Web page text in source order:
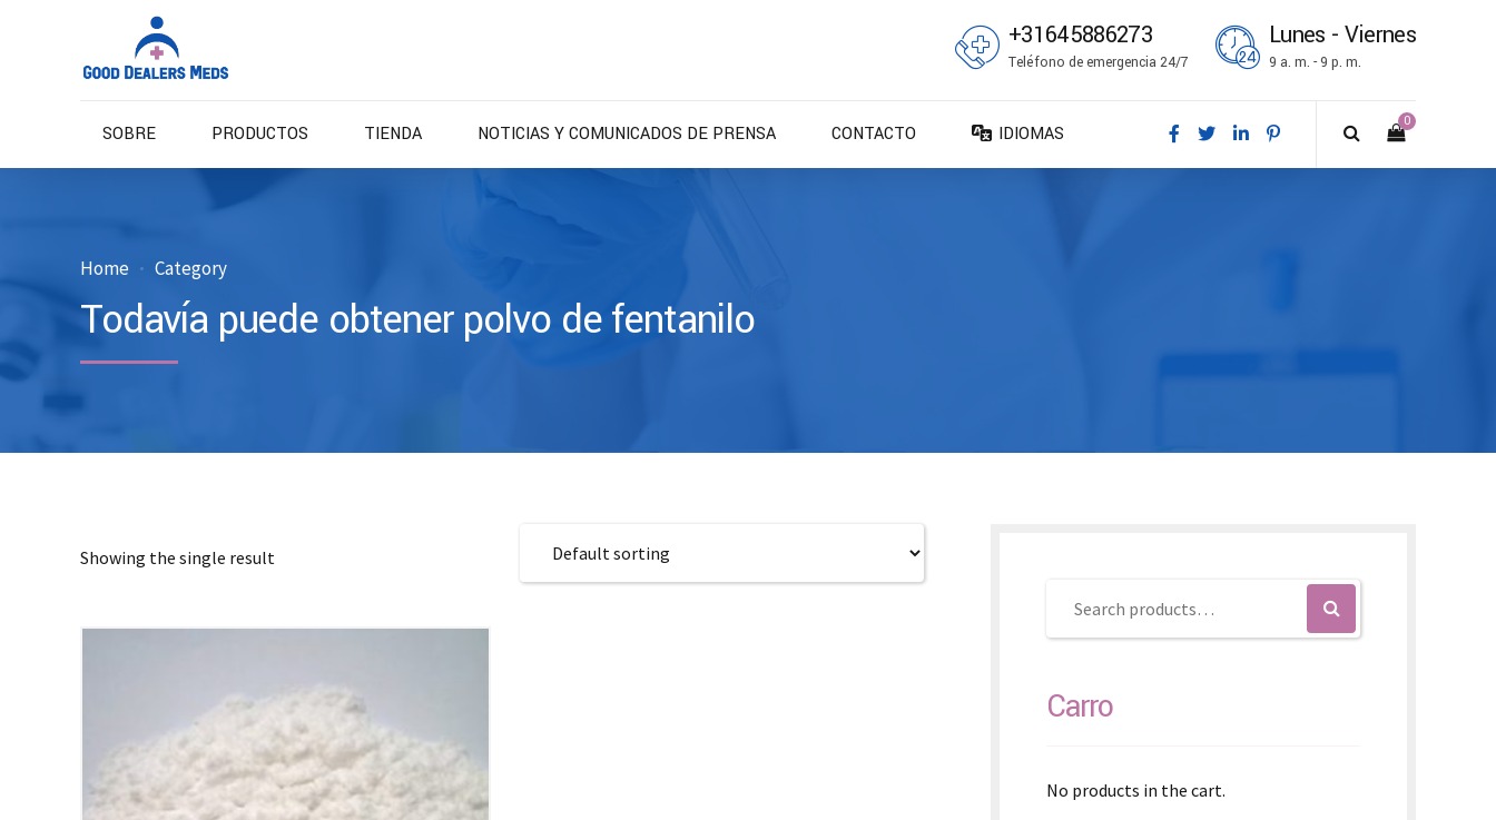
+31645886273
Teléfono de emergencia 24/7
Lunes - Viernes
9 a. m. - 9 p. m.
0
SOBRE PRODUCTOS TIENDA NOTICIAS Y COMUNICADOS DE PRENSA CONTACTO
IDIOMAS
Home Category
Todavía puede obtener polvo de fentanilo
Showing the single result
Carro
No products in the cart.